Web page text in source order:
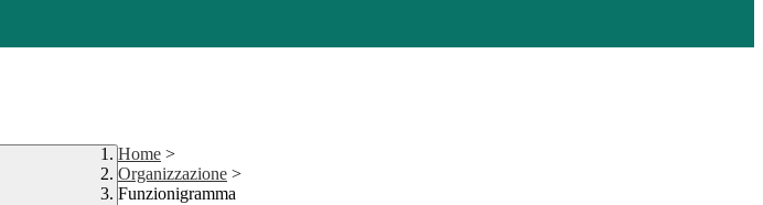
Home >
Organizzazione >
Funzionigramma